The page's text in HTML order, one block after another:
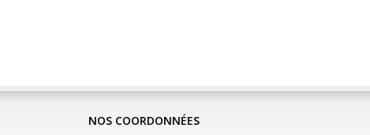
NOS COORDONNÉES